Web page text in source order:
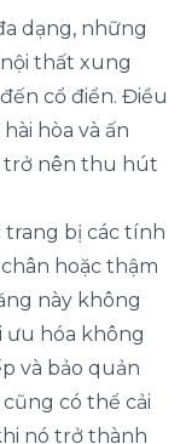
dạng, những
thất xung
cổ điển. Điều
hòa và ấn
trở nên thu hút
trang bị các tính
hoặc thậm
này không
ưu hóa không
và bảo quản
có thể cải
nó trở thành